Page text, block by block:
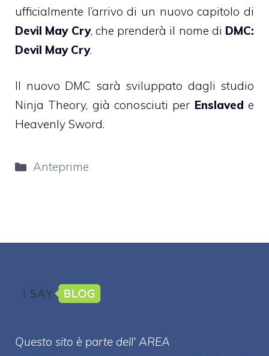
ufficialmente l’arrivo di un nuovo capitolo di
Devil May Cry, che prenderà il nome di DMC:
Devil May Cry.
Il nuovo DMC sarà sviluppato dagli studio
Ninja Theory, già conosciuti per Enslaved e
Heavenly Sword.
Categorie
Anteprime
Questo sito è parte dell' AREA